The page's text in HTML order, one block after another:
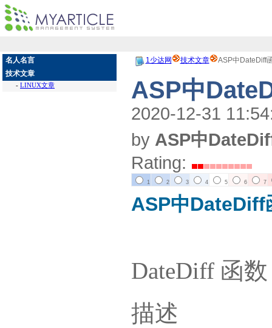
名人名言
技术文章
- LINUX文章
1少达网 技术文章 ASP中DateDiff
ASP中
2020-12-31
by ASP中
Rating:
1 2 3 4 5 6 7
ASP中DateDiff
DateDiff 函数
描述